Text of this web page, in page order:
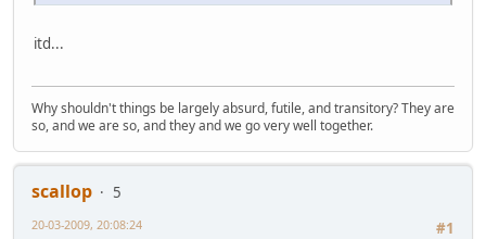
itd...
Why shouldn't things be largely absurd, futile, and transitory? They are
so, and we are so, and they and we go very well together.
scallop
5
#1
20-03-2009, 20:08:24